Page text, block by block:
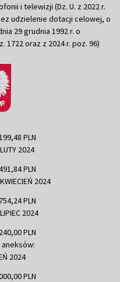
i telewizji (Dz. U. z 2022 r.
udzielenie dotacji celowej, o
29 grudnia 1992 r. o
1722 oraz z 2024 r. poz. 96)
PLN
2024
PLN
2024
PLN
2024
PLN
2024
PLN